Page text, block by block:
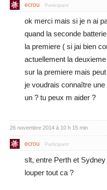
ecrou Participant
ok merci mais si je n ai
quand la seconde
la premiere ( si jai bien
actuellement la
sur la premiere mais
je voudrais connaître
un ? tu peux m aider ?
26 novembre 2014 à 10 h 15 min
ecrou Participant
slt, entre Perth et
louper tout ca ?